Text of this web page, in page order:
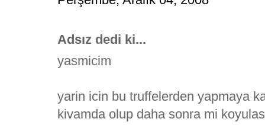
Adsız dedi ki...
yasmicim
yarin icin bu truffelerden yapmaya
kivamda olup daha sonra mi